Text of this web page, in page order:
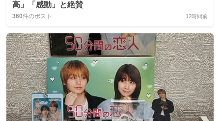
高」「感動」と絶賛
360件のポスト 12時間前